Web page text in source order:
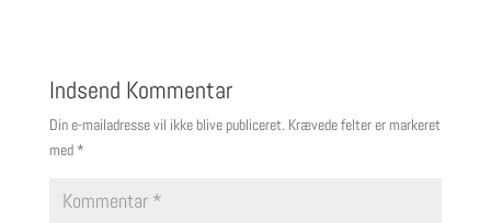
Indsend Kommentar
Din e-mailadresse vil ikke blive publiceret. Krævede felter er markeret
med *